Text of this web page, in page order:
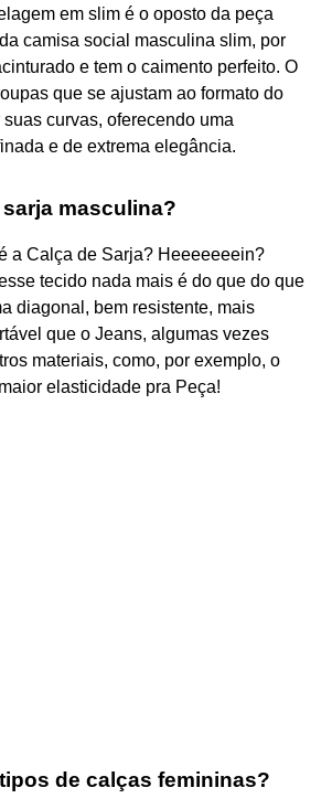
em slim é o oposto da peça
camisa social masculina slim, por
e tem o caimento perfeito. O
que se ajustam ao formato do
curvas, oferecendo uma
e de extrema elegância.
masculina?
a Calça de Sarja? Heeeeeeein?
tecido nada mais é do que do que
diagonal, bem resistente, mais
que o Jeans, algumas vezes
materiais, como, por exemplo, o
elasticidade pra Peça!
de calças femininas?